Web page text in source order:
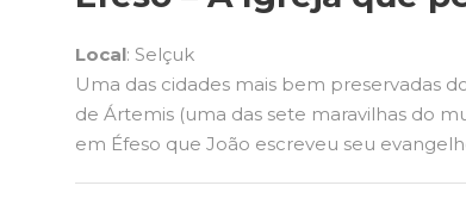
Local: Selçuk
Uma das cidades mais bem preservadas
de Ártemis (uma das sete maravilhas do
em Éfeso que João escreveu seu